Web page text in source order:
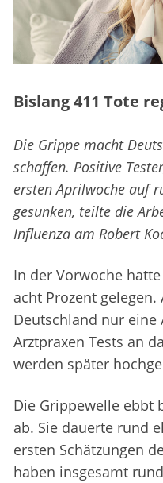
Bislang 411 Tote
Die Grippe macht
schaffen. Positive
ersten Aprilwoche auf
gesunken, teilte die
Influenza am Robert
In der Vorwoche
acht Prozent
Deutschland nur eine
Arztpraxen Tests an
werden später
Die Grippewelle ebbt
ab. Sie dauerte rund
ersten Schätzungen
haben insgesamt